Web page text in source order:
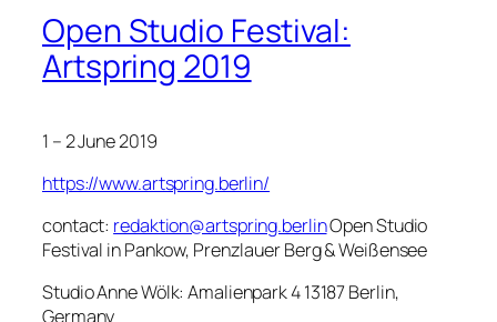
Open Studio Festival:
Artspring 2019
1 – 2 June 2019
https://www.artspring.berlin/
contact: redaktion@artspring.berlinOpen Studio
Festival in Pankow, Prenzlauer Berg & Weißensee
Studio Anne Wölk: Amalienpark 4 13187 Berlin,
Germany